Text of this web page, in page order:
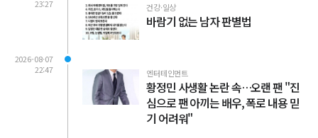
23:27
건강·일상
바람기 없는 남자 판별법
2026-08-07
22:47
엔터테인먼트
황정민 사생활 논란 속…오랜 팬 "진
심으로 팬 아끼는 배우, 폭로 내용 믿
기 어려워"